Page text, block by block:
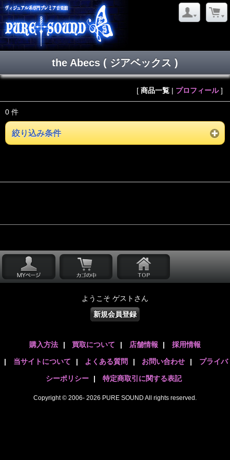
the Abecs ( ジアベックス )
[ 商品一覧 | プロフィール]
0 件
絞り込み条件
ようこそ ゲストさん
新規会員登録
購入方法 | 買取について | 店舗情報 | 採用情報
| 当サイトについて | よくある質問 | お問い合わせ | プライバ
シーポリシー | 特定商取引に関する表記
Copyright © 2006- 2026 PURE SOUND All rights reserved.